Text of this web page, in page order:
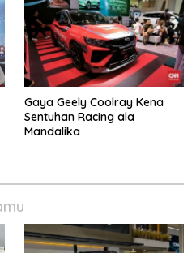
Gaya Geely Coolray Kena
Sentuhan Racing ala
Mandalika